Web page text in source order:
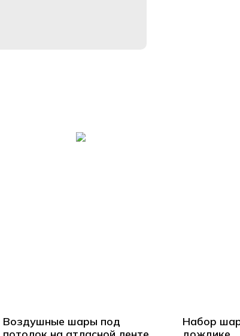
Воздушные шары под
Набор